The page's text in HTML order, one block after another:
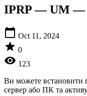
IPRP — UM —
calendar_today Oct 11, 2024
star 0
visibility 123
Ви можете встановити
сервер або ПК та